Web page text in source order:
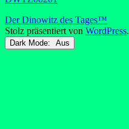
Der Dinowitz des Tages™
Stolz präsentiert von WordPress.
Dark Mode: